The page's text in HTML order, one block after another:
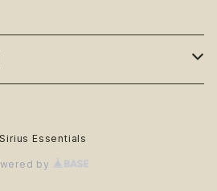
Essentials
by